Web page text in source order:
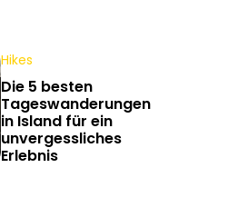
Hikes
Die 5 besten
Tageswanderungen
in Island für ein
unvergessliches
Erlebnis